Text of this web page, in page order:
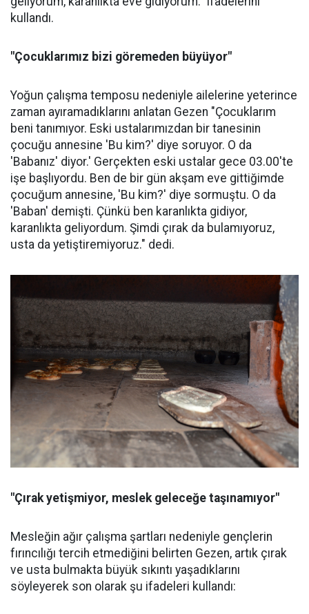
kullandı.
"Çocuklarımız bizi göremeden büyüyor"
Yoğun çalışma temposu nedeniyle ailelerine yeterince
zaman ayıramadıklarını anlatan Gezen "Çocuklarım
beni tanımıyor. Eski ustalarımızdan bir tanesinin
çocuğu annesine 'Bu kim?' diye soruyor. O da
'Babanız' diyor.' Gerçekten eski ustalar gece 03.00'te
işe başlıyordu. Ben de bir gün akşam eve gittiğimde
çocuğum annesine, 'Bu kim?' diye sormuştu. O da
'Baban' demişti. Çünkü ben karanlıkta gidiyor,
karanlıkta geliyordum. Şimdi çırak da bulamıyoruz,
usta da yetiştiremiyoruz." dedi.
"Çırak yetişmiyor, meslek geleceğe taşınamıyor"
Mesleğin ağır çalışma şartları nedeniyle gençlerin
fırıncılığı tercih etmediğini belirten Gezen, artık çırak
ve usta bulmakta büyük sıkıntı yaşadıklarını
söyleyerek son olarak şu ifadeleri kullandı: